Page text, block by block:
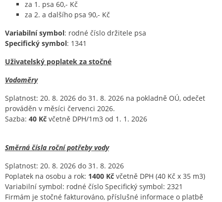
za 1. psa 60,- Kč
za 2. a dalšího psa 90,- Kč
Variabilní symbol: rodné číslo držitele psa
Specifický symbol: 1341
Uživatelský poplatek za stočné
Vodoměry
Splatnost: 20. 8. 2026 do 31. 8. 2026 na pokladně OÚ, odečet
prováděn v měsíci červenci 2026.
Sazba: 40 Kč včetně DPH/1m3 od 1. 1. 2026
Směrná čísla roční potřeby vody
Splatnost: 20. 8. 2026 do 31. 8. 2026
Poplatek na osobu a rok: 1400 Kč včetně DPH (40 Kč x 35 m3)
Variabilní symbol: rodné číslo Specifický symbol: 2321
Firmám je stočné fakturováno, příslušné informace o platbě